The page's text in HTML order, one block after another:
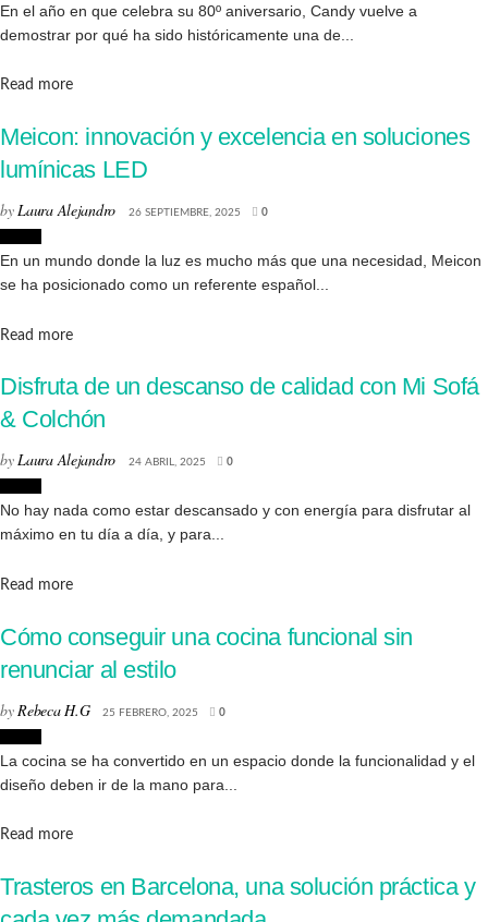
En el año en que celebra su 80º aniversario, Candy vuelve a
demostrar por qué ha sido históricamente una de...
Read moreDetails
Meicon: innovación y excelencia en soluciones
lumínicas LED
byLaura Alejandro 26 SEPTIEMBRE, 2025 0
En un mundo donde la luz es mucho más que una necesidad, Meicon
se ha posicionado como un referente español...
Read moreDetails
Disfruta de un descanso de calidad con Mi Sofá
& Colchón
byLaura Alejandro 24 ABRIL, 2025 0
No hay nada como estar descansado y con energía para disfrutar al
máximo en tu día a día, y para...
Read moreDetails
Cómo conseguir una cocina funcional sin
renunciar al estilo
by Rebeca H.G 25 FEBRERO, 2025 0
La cocina se ha convertido en un espacio donde la funcionalidad y el
diseño deben ir de la mano para...
Read moreDetails
Trasteros en Barcelona, una solución práctica y